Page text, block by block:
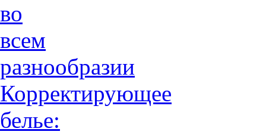
во
всем
разнообразии
Корректирующее
белье: